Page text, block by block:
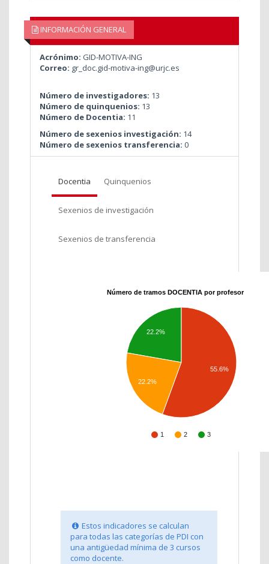
INFORMACIÓN GENERAL
Acrónimo: GID-MOTIVA-ING
Correo: gr_doc.gid-motiva-ing@urjc.es
Número de investigadores: 13
Número de quinquenios: 13
Número de Docentia: 11
Número de sexenios investigación: 14
Número de sexenios transferencia: 0
Docentia Quinquenios
Sexenios de investigación
Sexenios de transferencia
Número de tramos DOCENTIA por profesor
1 2 3
22.2%
22.2%
55.6%
Estos indicadores se calculan
para todas las categorías de PDI con
una antigüedad mínima de 3 cursos
como docente.